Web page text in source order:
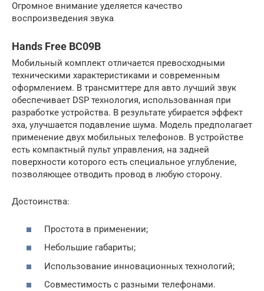
Огромное внимание уделяется качество
воспроизведения звука
Hands Free BC09B
Мобильный комплект отличается превосходными
техническими характеристиками и современным
оформлением. В трансмиттере для авто лучший звук
обеспечивает DSP технология, использованная при
разработке устройства. В результате убирается эффект
эха, улучшается подавление шума. Модель предполагает
применение двух мобильных телефонов. В устройстве
есть компактный пульт управления, на задней
поверхности которого есть специальное углубление,
позволяющее отводить провод в любую сторону.
Достоинства:
Простота в применении;
Небольшие габариты;
Использование инновационных технологий;
Совместимость с разными телефонами.